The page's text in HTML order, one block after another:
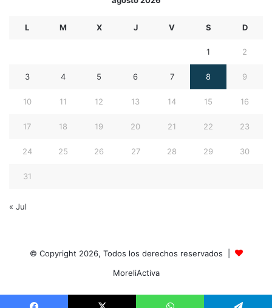
L M X J V S D
1 2
3 4 5 6 7 8 9
10 11 12 13 14 15 16
17 18 19 20 21 22 23
24 25 26 27 28 29 30
31
« Jul
© Copyright 2026, Todos los derechos reservados |
MoreliActiva